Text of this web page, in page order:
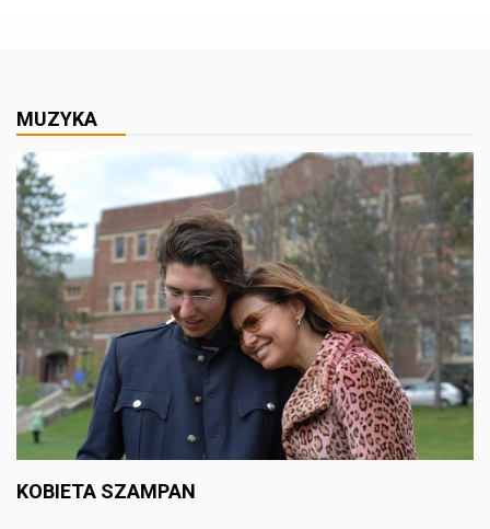
MUZYKA
KOBIETA SZAMPAN